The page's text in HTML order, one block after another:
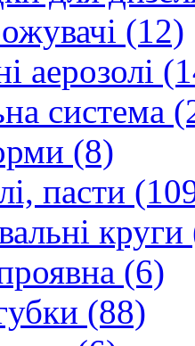
(12)
аерозолі
система
(8)
пасти
(6)
(88)